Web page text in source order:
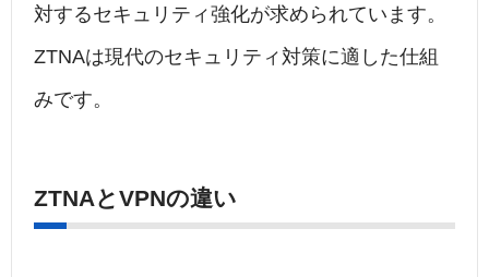
対するセキュリティ強化が求められています。
ZTNAは現代のセキュリティ対策に適した仕組
みです。
ZTNAとVPNの違い